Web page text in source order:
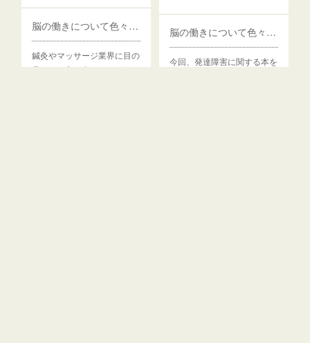
脳の働きについて色々と考える その2
鍼灸やマッサージ業界に目の
見えない方が多いのは、目…
脳の働きについて色々と考える その1
今回、発達障害に関する本を